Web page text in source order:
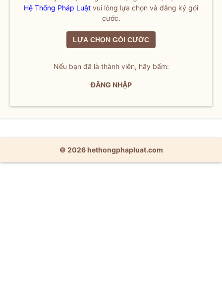
Hệ Thống Pháp Luật vui lòng lựa chọn và đăng ký gói
cước.
LỰA CHỌN GÓI CƯỚC
Nếu bạn đã là thành viên, hãy bấm:
ĐĂNG NHẬP
© 2026 hethongphapluat.com